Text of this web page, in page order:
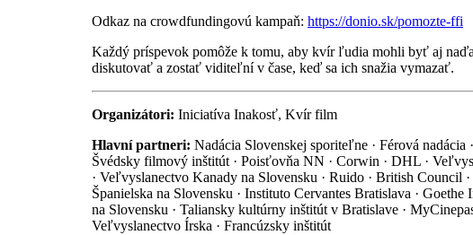
Odkaz na crowdfundingovú kampaň: https://donio.sk/pomozte-ffi
Každý príspevok pomôže k tomu, aby kvír ľudia mohli byť aj
diskutovať a zostať viditeľní v čase, keď sa ich snažia vymazať.
Organizátori: Iniciatíva Inakosť, Kvír film
Hlavní partneri: Nadácia Slovenskej sporiteľne · Férová nadácia
Švédsky filmový inštitút · Poisťovňa NN · Corwin · DHL ·
· Veľvyslanectvo Kanady na Slovensku · Ruido · British Council
Španielska na Slovensku · Instituto Cervantes Bratislava ·
na Slovensku · Taliansky kultúrny inštitút v Bratislave ·
Veľvyslanectvo Írska · Francúzsky inštitút